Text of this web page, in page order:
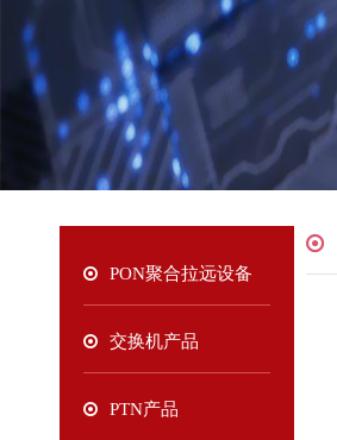
PON聚合拉远设备
交换机产品
PTN产品